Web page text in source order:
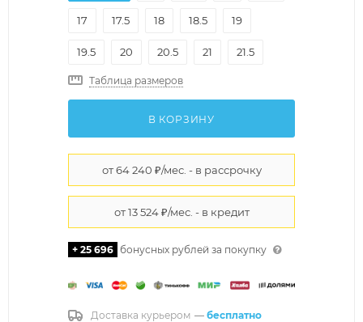
17 17.5 18 18.5 19
19.5 20 20.5 21 21.5
Таблица размеров
В КОРЗИНУ
+ 25 696 бонусных рублей за покупку
Доставка курьером — бесплатно